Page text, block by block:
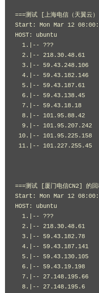
===测试 [上海电信（天翼云
Start: Mon Mar 12
HOST: ubuntu
1.|-- ???
2.|-- 218.30.48.61
3.|-- 59.43.248.106
4.|-- 59.43.182.146
5.|-- 59.43.187.61
6.|-- 59.43.138.45
7.|-- 59.43.18.18
8.|-- 101.95.88.42
9.|-- 101.95.207.242
10.|--
11.|--
===测试 [厦门电信CN2] 的回
Start: Mon Mar 12
HOST: ubuntu
1.|-- ???
2.|-- 218.30.48.61
3.|-- 59.43.182.78
4.|-- 59.43.187.141
5.|-- 59.43.130.105
6.|-- 59.43.19.198
7.|-- 27.148.195.66
8.|-- 27.148.195.6